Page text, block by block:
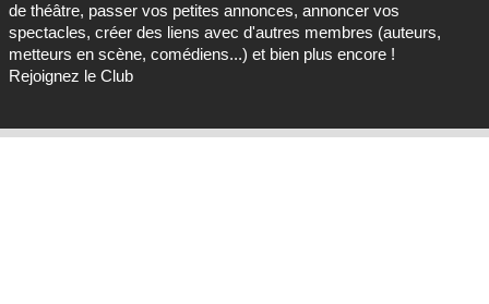
de théâtre, passer vos petites annonces, annoncer vos
spectacles, créer des liens avec d'autres membres (auteurs,
metteurs en scène, comédiens...) et bien plus encore !
Rejoignez le Club